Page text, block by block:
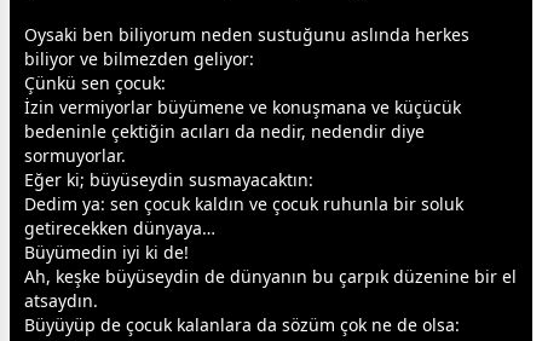
Oysaki ben biliyorum neden sustuğunu aslında herkes
biliyor ve bilmezden geliyor:
Çünkü sen çocuk:
İzin vermiyorlar büyümene ve konuşmana ve küçücük
bedeninle çektiğin acıları da nedir, nedendir diye
sormuyorlar.
Eğer ki; büyüseydin susmayacaktın:
Dedim ya: sen çocuk kaldın ve çocuk ruhunla bir soluk
getirecekken dünyaya…
Büyümedin iyi ki de!
Ah, keşke büyüseydin de dünyanın bu çarpık düzenine bir el
atsaydın.
Büyüyüp de çocuk kalanlara da sözüm çok ne de olsa: